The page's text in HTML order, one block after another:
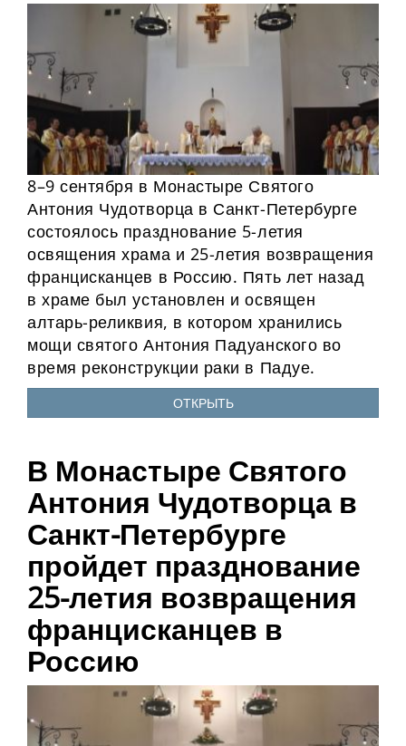
8–9 сентября в Монастыре Святого
Антония Чудотворца в Санкт-Петербурге
состоялось празднование 5-летия
освящения храма и 25-летия возвращения
францисканцев в Россию. Пять лет назад
в храме был установлен и освящен
алтарь-реликвия, в котором хранились
мощи святого Антония Падуанского во
время реконструкции раки в Падуе.
ОТКРЫТЬ
В Монастыре Святого
Антония Чудотворца в
Санкт-Петербурге
пройдет празднование
25-летия возвращения
францисканцев в
Россию